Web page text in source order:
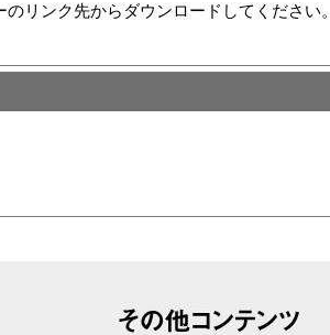
リンク先からダウンロードしてください。